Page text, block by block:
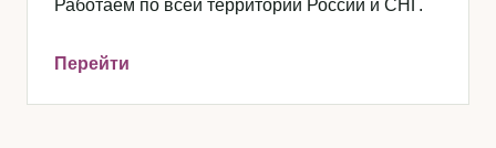
Работаем по всей территории России и СНГ.
Перейти